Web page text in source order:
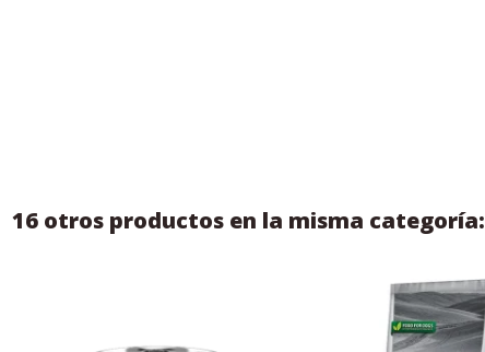
16 otros productos en la misma categoría: